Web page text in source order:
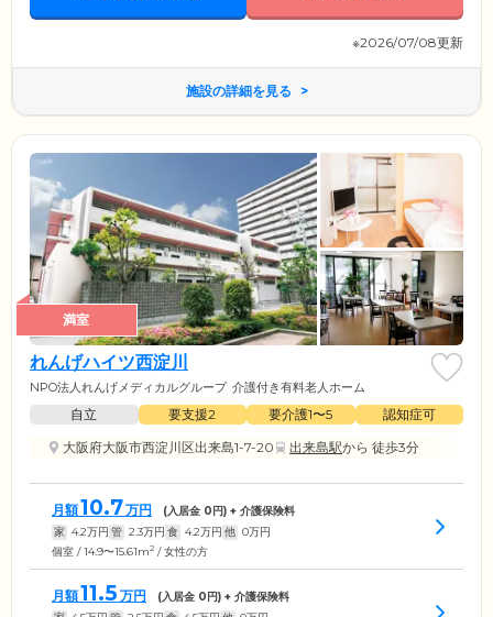
※2026/07/08更新
施設の詳細を見る
満室
れんげハイツ西淀川
NPO法人れんげメディカルグループ 介護付き有料老人ホーム
自立 要支援2 要介護1〜5
認知症可
大阪府大阪市西淀川区出来島1-7-20
出来島駅から 徒歩3分
月額10.7万円 (入居金 0円) + 介護保険料
家 4.2万円 管 2.3万円 食 4.2万円 他 0万円
個室 / 14.9〜15.61m2 / 女性の方
月額11.5 万円 (入居金 0円) + 介護保険料